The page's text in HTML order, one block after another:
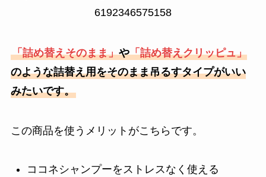
6192346575158
「詰め替えそのまま」や「詰め替えクリッピュ」
のような詰替え用をそのまま吊るすタイプがいい
みたいです。
この商品を使うメリットがこちらです。
ココネシャンプーをストレスなく使える